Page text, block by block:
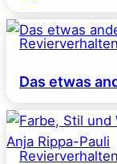
Revierverhalten
Das etwas
Revierverhalten